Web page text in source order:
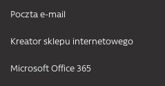
Poczta e-mail
Kreator sklepu internetowego
Microsoft Office 365